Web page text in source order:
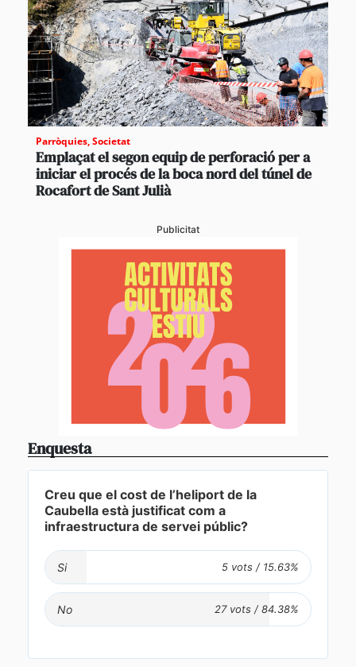
Parròquies,Societat
Emplaçat el segon equip de perforació per a
iniciar el procés de la boca nord del túnel de
Rocafort de Sant Julià
Publicitat
Enquesta
Creu que el cost de l’heliport de la
Caubella està justificat com a
infraestructura de servei públic?
Si
No